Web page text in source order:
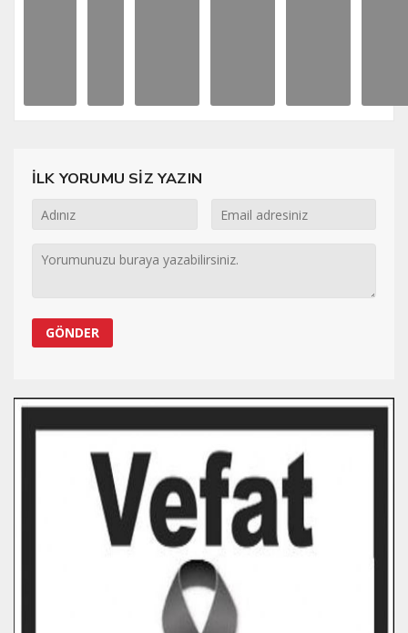
İLK YORUMU SİZ YAZIN